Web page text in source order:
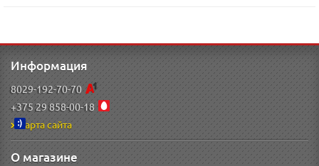
Информация
8029-192-70-70
+375 29 858-00-18
Карта сайта
О магазине